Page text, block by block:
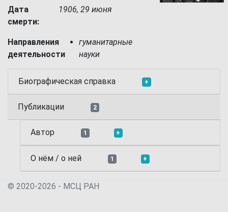
Дата
смерти:
1906, 29 июня
Направления
деятельности
гуманитарные
науки
Биографическая справка +
Публикации 2
Автор 1 +
О нём / о ней 1 +
© 2020-2026 - МСЦ РАН